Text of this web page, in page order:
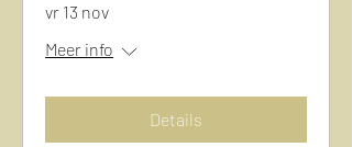
vr 13 nov
Meer info
Details